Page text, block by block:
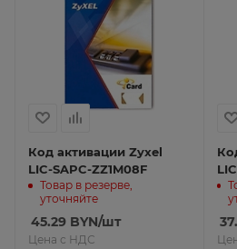
Код активации Zyxel
LIC-SAPC-ZZ1M08F
Товар в резерве,
уточняйте
45.29 BYN/шт
Цена с НДС